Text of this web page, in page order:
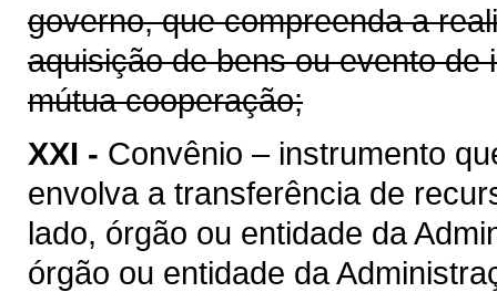
governo, que compreenda a
aquisição de bens ou evento
mútua cooperação;
XXI - Convênio – instrumento
envolva a transferência de
lado, órgão ou entidade da
órgão ou entidade da